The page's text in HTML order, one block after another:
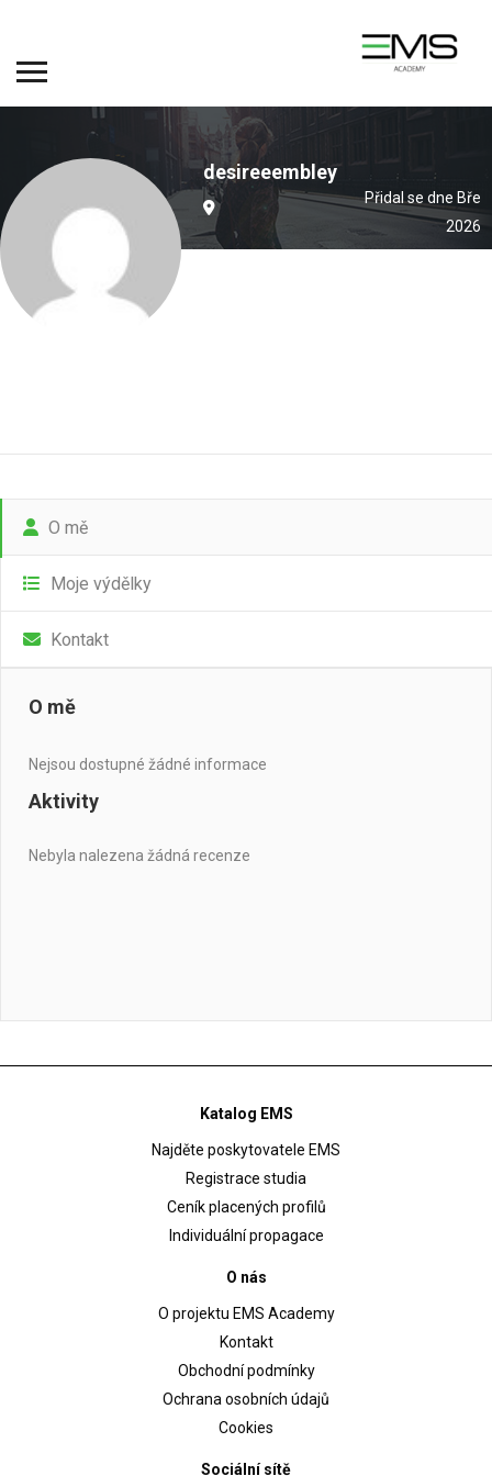
desireeembley
Přidal se dne Bře
2026
O mě
Moje výdělky
Kontakt
O mě
Nejsou dostupné žádné informace
Aktivity
Nebyla nalezena žádná recenze
Katalog EMS
Najděte poskytovatele EMS
Registrace studia
Ceník placených profilů
Individuální propagace
O nás
O projektu EMS Academy
Kontakt
Obchodní podmínky
Ochrana osobních údajů
Cookies
Sociální sítě